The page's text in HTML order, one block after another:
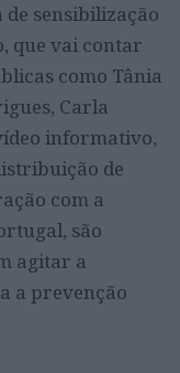
sensibilização
que vai contar
como Tânia
Carla
informativo,
de
com a
são
agitar a
a prevenção